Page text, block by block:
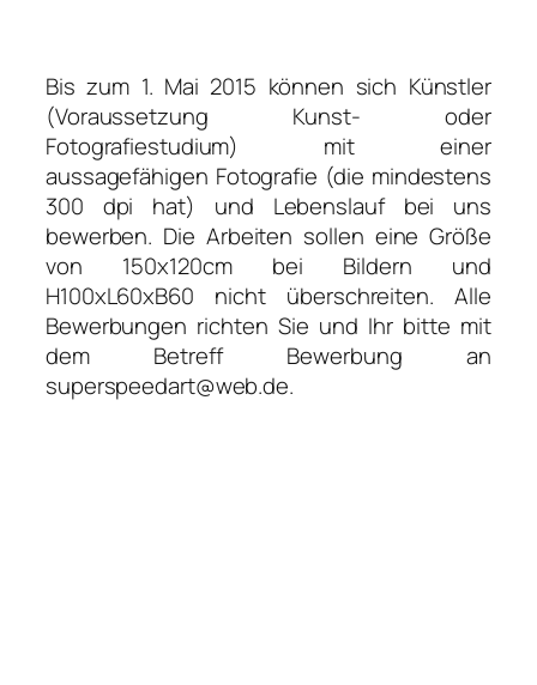
Bis zum 1. Mai 2015 können sich Künstler
(Voraussetzung Kunst- oder
Fotografiestudium) mit einer
aussagefähigen Fotografie (die mindestens
300 dpi hat) und Lebenslauf bei uns
bewerben. Die Arbeiten sollen eine Größe
von 150x120cm bei Bildern und
H100xL60xB60 nicht überschreiten. Alle
Bewerbungen richten Sie und Ihr bitte mit
dem Betreff Bewerbung an
superspeedart@web.de.